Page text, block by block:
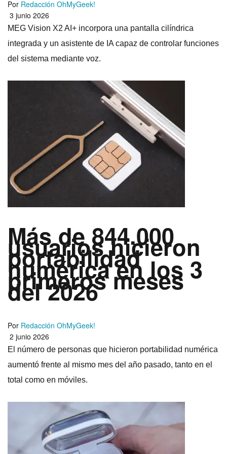
Por Redacción OhMyGeek!
3 junio 2026
MEG Vision X2 AI+ incorpora una pantalla cilíndrica
integrada y un asistente de IA capaz de controlar funciones
del sistema mediante voz.
Más de 844.000
usuarios hicieron
portabilidad
numérica en los 3
primeros meses
del 2026
Por Redacción OhMyGeek!
2 junio 2026
El número de personas que hicieron portabilidad numérica
aumentó frente al mismo mes del año pasado, tanto en el
total como en móviles.